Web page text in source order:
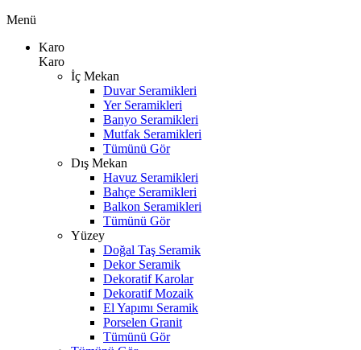
Menü
Karo
Karo
İç Mekan
Duvar Seramikleri
Yer Seramikleri
Banyo Seramikleri
Mutfak Seramikleri
Tümünü Gör
Dış Mekan
Havuz Seramikleri
Bahçe Seramikleri
Balkon Seramikleri
Tümünü Gör
Yüzey
Doğal Taş Seramik
Dekor Seramik
Dekoratif Karolar
Dekoratif Mozaik
El Yapımı Seramik
Porselen Granit
Tümünü Gör